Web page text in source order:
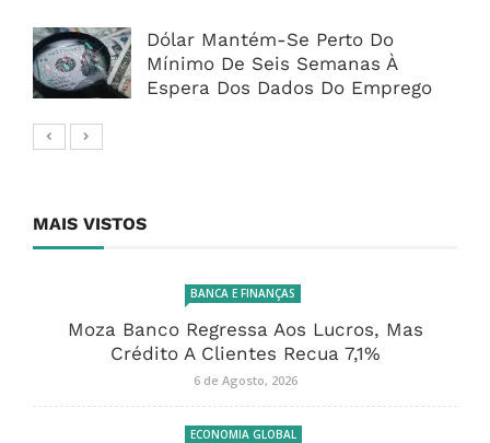
Dólar Mantém-Se Perto Do
Mínimo De Seis Semanas À
Espera Dos Dados Do Emprego
MAIS VISTOS
BANCA E FINANÇAS
Moza Banco Regressa Aos Lucros, Mas
Crédito A Clientes Recua 7,1%
6 de Agosto, 2026
ECONOMIA GLOBAL